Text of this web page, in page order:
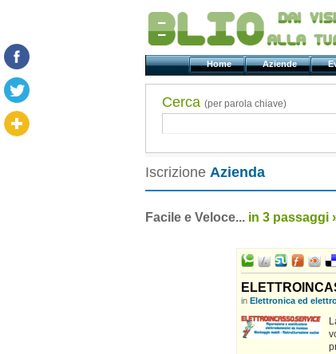
Home Aziende
Cerca (per parola chiave)
Iscrizione Azienda
Facile e Veloce... in 3 passaggi
in Elettronica ed